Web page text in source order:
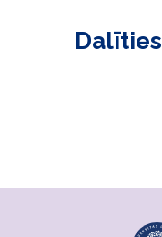
Dalīties